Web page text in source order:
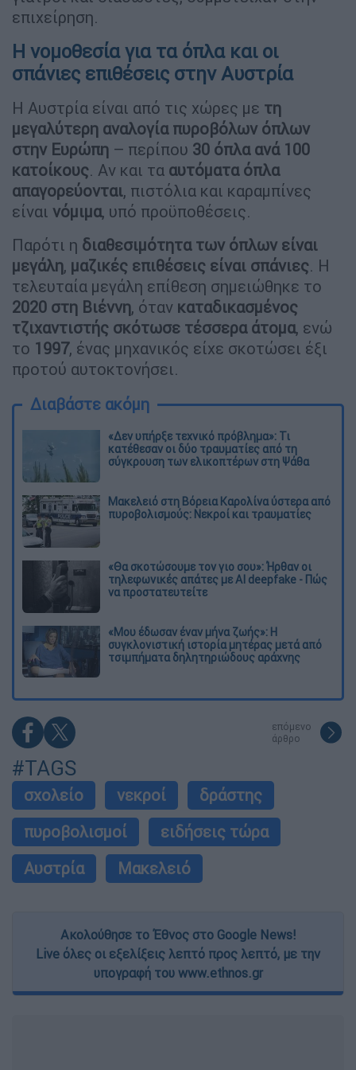
επιχείρηση.
Η νομοθεσία για τα όπλα και οι
σπάνιες επιθέσεις στην Αυστρία
Η Αυστρία είναι από τις χώρες με τη
μεγαλύτερη αναλογία πυροβόλων όπλων
στην Ευρώπη – περίπου 30 όπλα ανά 100
κατοίκους. Αν και τα αυτόματα όπλα
απαγορεύονται, πιστόλια και καραμπίνες
είναι νόμιμα, υπό προϋποθέσεις.
Παρότι η διαθεσιμότητα των όπλων είναι
μεγάλη, μαζικές επιθέσεις είναι σπάνιες. Η
τελευταία μεγάλη επίθεση σημειώθηκε το
2020 στη Βιέννη, όταν καταδικασμένος
τζιχαντιστής σκότωσε τέσσερα άτομα, ενώ
το 1997, ένας μηχανικός είχε σκοτώσει έξι
προτού αυτοκτονήσει.
Διαβάστε ακόμη
«Δεν υπήρξε τεχνικό πρόβλημα»: Τι
κατέθεσαν οι δύο τραυματίες από τη
σύγκρουση των ελικοπτέρων στη Ψάθα
Μακελειό στη Βόρεια Καρολίνα ύστερα από
πυροβολισμούς: Νεκροί και τραυματίες
«Θα σκοτώσουμε τον γιο σου»: Ήρθαν οι
τηλεφωνικές απάτες με AI deepfake - Πώς
να προστατευτείτε
«Μου έδωσαν έναν μήνα ζωής»: Η
συγκλονιστική ιστορία μητέρας μετά από
τσιμπήματα δηλητηριώδους αράχνης
επόμενο
άρθρο
#TAGS
σχολείο νεκροί
δράστης
πυροβολισμοί
ειδήσεις τώρα
Αυστρία
Μακελειό
Ακολούθησε το Έθνος στο Google News!
Live όλες οι εξελίξεις λεπτό προς λεπτό, με την
υπογραφή του www.ethnos.gr